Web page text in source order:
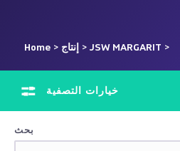
Home > إنتاج > JSW MARGARIT >
خيارات التصفية
بحث